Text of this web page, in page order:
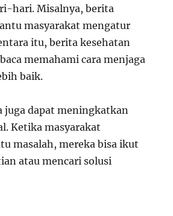
hari. Misalnya, berita
masyarakat mengatur
itu, berita kesehatan
memahami cara menjaga
baik.
juga dapat meningkatkan
Ketika masyarakat
masalah, mereka bisa ikut
atau mencari solusi